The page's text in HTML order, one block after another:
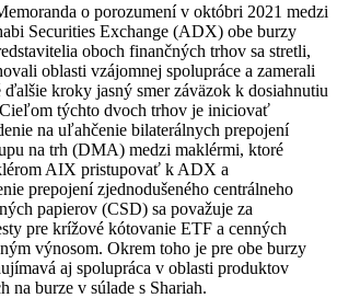
o porozumení v októbri 2021 medzi
Securities Exchange (ADX) obe burzy
oboch finančných trhov sa stretli,
oblasti vzájomnej spolupráce a zamerali
ďalšie kroky jasný smer záväzok k dosiahnutiu
týchto dvoch trhov je iniciovať
na uľahčenie bilaterálnych prepojení
na trh (DMA) medzi maklérmi, ktoré
AIX pristupovať k ADX a
prepojení zjednodušeného centrálneho
papierov (CSD) sa považuje za
pre krížové kótovanie ETF a cenných
výnosom. Okrem toho je pre obe burzy
aj spolupráca v oblasti produktov
na burze v súlade s Shariah.